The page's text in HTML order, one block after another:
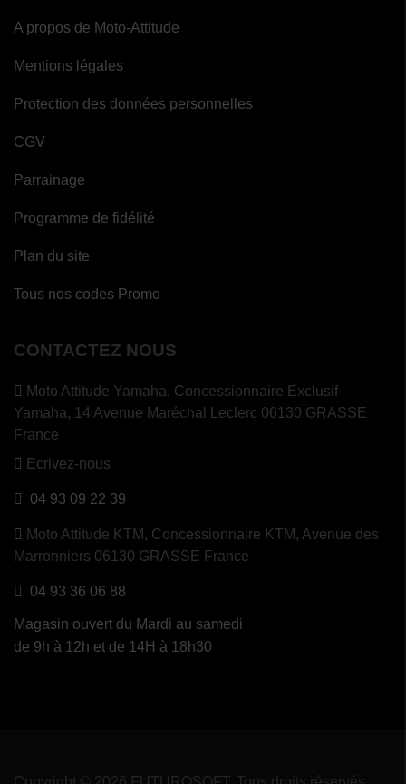
A propos de Moto-Attitude
Mentions légales
Protection des données personnelles
CGV
Parrainage
Programme de fidélité
Plan du site
Tous nos codes Promo
CONTACTEZ NOUS
Moto Attitude Yamaha, Concessionnaire Exclusif
Yamaha, 14 Avenue Maréchal Leclerc 06130 GRASSE
France
Ecrivez-nous
04 93 09 22 39
Moto Attitude KTM, Concessionnaire KTM, Avenue des
Marronniers 06130 GRASSE France
04 93 36 06 88
Magasin ouvert du Mardi au samedi
de 9h à 12h et de 14H à 18h30